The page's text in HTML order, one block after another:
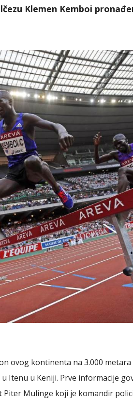
Klemen Kemboi
ovog kontinenta na 3.000 metara
u Itenu u Keniji. Prve informacije
Mulinge koji je komandir